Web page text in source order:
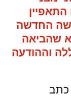
החדשה
שהביאה
וההודעה
כתב